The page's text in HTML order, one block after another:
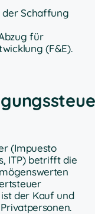
der Schaffung
für
(F&E).
(Impuesto
ITP) betrifft die
der Kauf und